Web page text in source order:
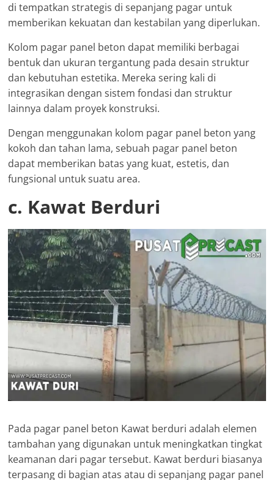
di tempatkan strategis di sepanjang pagar untuk
memberikan kekuatan dan kestabilan yang diperlukan.
Kolom pagar panel beton dapat memiliki berbagai
bentuk dan ukuran tergantung pada desain struktur
dan kebutuhan estetika. Mereka sering kali di
integrasikan dengan sistem fondasi dan struktur
lainnya dalam proyek konstruksi.
Dengan menggunakan kolom pagar panel beton yang
kokoh dan tahan lama, sebuah pagar panel beton
dapat memberikan batas yang kuat, estetis, dan
fungsional untuk suatu area.
c. Kawat Berduri
Pada pagar panel beton Kawat berduri adalah elemen
tambahan yang digunakan untuk meningkatkan tingkat
keamanan dari pagar tersebut. Kawat berduri biasanya
terpasang di bagian atas atau di sepanjang pagar panel